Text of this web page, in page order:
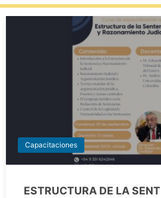
Capacitaciones
ESTRUCTURA DE LA